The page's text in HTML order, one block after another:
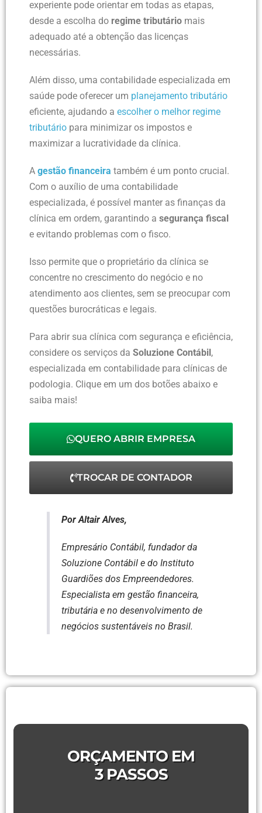
experiente pode orientar em todas as etapas,
desde a escolha do regime tributário mais
adequado até a obtenção das licenças
necessárias.
Além disso, uma contabilidade especializada em
saúde pode oferecer um planejamento tributário
eficiente, ajudando a escolher o melhor regime
tributário para minimizar os impostos e
maximizar a lucratividade da clínica.
A gestão financeira também é um ponto crucial.
Com o auxílio de uma contabilidade
especializada, é possível manter as finanças da
clínica em ordem, garantindo a segurança fiscal
e evitando problemas com o fisco.
Isso permite que o proprietário da clínica se
concentre no crescimento do negócio e no
atendimento aos clientes, sem se preocupar com
questões burocráticas e legais.
Para abrir sua clínica com segurança e eficiência,
considere os serviços da Soluzione Contábil ,
especializada em contabilidade para clínicas de
podologia. Clique em um dos botões abaixo e
saiba mais!
QUERO ABRIR EMPRESA
TROCAR DE CONTADOR
Por Altair Alves,
Empresário Contábil, fundador da
Soluzione Contábil e do Instituto
Guardiões dos Empreendedores.
Especialista em gestão financeira,
tributária e no desenvolvimento de
negócios sustentáveis no Brasil.
ORÇAMENTO EM
3 PASSOS